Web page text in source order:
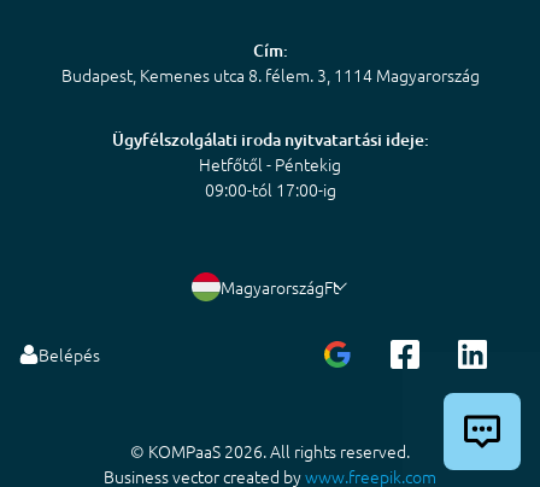
Cím:
Budapest, Kemenes utca 8. félem. 3, 1114 Magyarország
Ügyfélszolgálati iroda nyitvatartási ideje:
Hetfőtől - Péntekig
09:00-tól 17:00-ig
MagyarországFt
Belépés
© KOMPaaS 2026. All rights reserved.
Business vector created bywww.freepik.com